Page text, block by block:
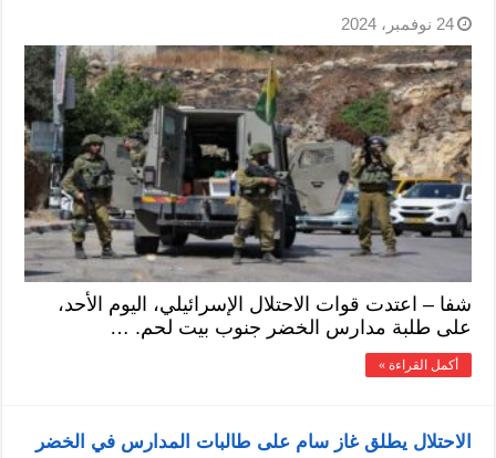
24 نوفمبر، 2024
شفا – اعتدت قوات الاحتلال الإسرائيلي، اليوم الأحد،
على طلبة مدارس الخضر جنوب بيت لحم. …
أكمل القراءة »
الاحتلال يطلق غاز سام على طالبات المدارس في الخضر